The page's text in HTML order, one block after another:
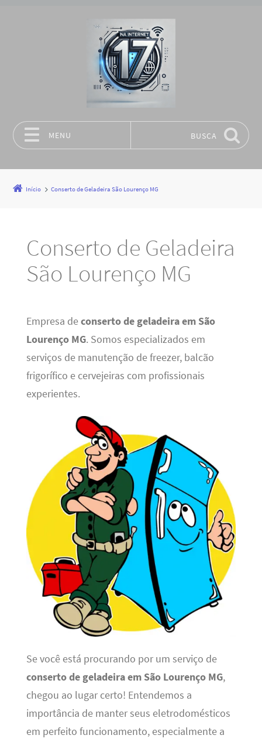
MENU BUSCA
Início Conserto de Geladeira São Lourenço MG
Conserto de Geladeira
São Lourenço MG
Empresa deconserto de geladeira em São
Lourenço MG. Somos especializados em
serviços de manutenção de freezer, balcão
frigorífico e cervejeiras com profissionais
experientes.
Se você está procurando por um serviço de
conserto de geladeira em São Lourenço MG,
chegou ao lugar certo! Entendemos a
importância de manter seus eletrodomésticos
em perfeito funcionamento, especialmente a